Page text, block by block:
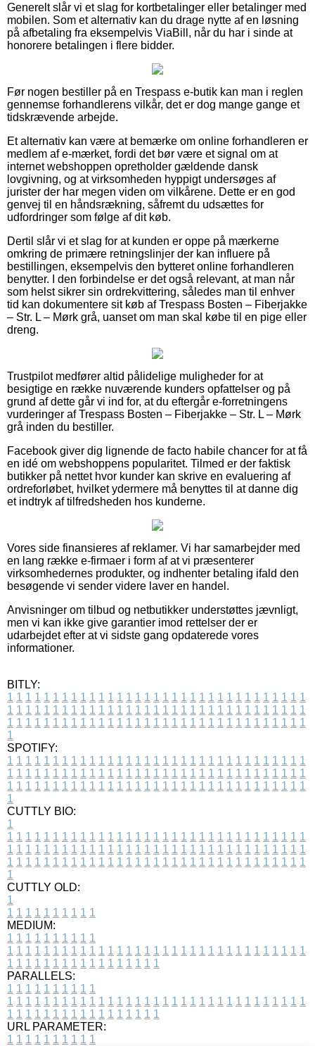
Generelt slår vi et slag for kortbetalinger eller betalinger med
mobilen. Som et alternativ kan du drage nytte af en løsning
på afbetaling fra eksempelvis ViaBill, når du har i sinde at
honorere betalingen i flere bidder.
Før nogen bestiller på en Trespass e-butik kan man i reglen
gennemse forhandlerens vilkår, det er dog mange gange et
tidskrævende arbejde.
Et alternativ kan være at bemærke om online forhandleren er
medlem af e-mærket, fordi det bør være et signal om at
internet webshoppen opretholder gældende dansk
lovgivning, og at virksomheden hyppigt undersøges af
jurister der har megen viden om vilkårene. Dette er en god
genvej til en håndsrækning, såfremt du udsættes for
udfordringer som følge af dit køb.
Dertil slår vi et slag for at kunden er oppe på mærkerne
omkring de primære retningslinjer der kan influere på
bestillingen, eksempelvis den bytteret online forhandleren
benytter. I den forbindelse er det også relevant, at man når
som helst sikrer sin ordrekvittering, således man til enhver
tid kan dokumentere sit køb af Trespass Bosten – Fiberjakke
– Str. L – Mørk grå, uanset om man skal købe til en pige eller
dreng.
Trustpilot medfører altid pålidelige muligheder for at
besigtige en række nuværende kunders opfattelser og på
grund af dette går vi ind for, at du eftergår e-forretningens
vurderinger af Trespass Bosten – Fiberjakke – Str. L – Mørk
grå inden du bestiller.
Facebook giver dig lignende de facto habile chancer for at få
en idé om webshoppens popularitet. Tilmed er der faktisk
butikker på nettet hvor kunder kan skrive en evaluering af
ordreforløbet, hvilket ydermere må benyttes til at danne dig
et indtryk af tilfredsheden hos kunderne.
Vores side finansieres af reklamer. Vi har samarbejder med
en lang række e-firmaer i form af at vi præsenterer
virksomhedernes produkter, og indhenter betaling ifald den
besøgende vi sender videre laver en handel.
Anvisninger om tilbud og netbutikker understøttes jævnligt,
men vi kan ikke give garantier imod rettelser der er
udarbejdet efter at vi sidste gang opdaterede vores
informationer.
BITLY:
1 1 1 1 1 1 1 1 1 1 1 1 1 1 1 1 1 1 1 1 1 1 1 1 1 1 1 1 1 1 1 1 1
1 1 1 1 1 1 1 1 1 1 1 1 1 1 1 1 1 1 1 1 1 1 1 1 1 1 1 1 1 1 1 1 1
1 1 1 1 1 1 1 1 1 1 1 1 1 1 1 1 1 1 1 1 1 1 1 1 1 1 1 1 1 1 1 1 1
1
SPOTIFY:
1 1 1 1 1 1 1 1 1 1 1 1 1 1 1 1 1 1 1 1 1 1 1 1 1 1 1 1 1 1 1 1 1
1 1 1 1 1 1 1 1 1 1 1 1 1 1 1 1 1 1 1 1 1 1 1 1 1 1 1 1 1 1 1 1 1
1 1 1 1 1 1 1 1 1 1 1 1 1 1 1 1 1 1 1 1 1 1 1 1 1 1 1 1 1 1 1 1 1
1
CUTTLY BIO:
1
1 1 1 1 1 1 1 1 1 1 1 1 1 1 1 1 1 1 1 1 1 1 1 1 1 1 1 1 1 1 1 1 1
1 1 1 1 1 1 1 1 1 1 1 1 1 1 1 1 1 1 1 1 1 1 1 1 1 1 1 1 1 1 1 1 1
1 1 1 1 1 1 1 1 1 1 1 1 1 1 1 1 1 1 1 1 1 1 1 1 1 1 1 1 1 1 1 1 1
1
CUTTLY OLD:
1
1 1 1 1 1 1 1 1 1 1
MEDIUM:
1 1 1 1 1 1 1 1 1 1
1 1 1 1 1 1 1 1 1 1 1 1 1 1 1 1 1 1 1 1 1 1 1 1 1 1 1 1 1 1 1 1 1
1 1 1 1 1 1 1 1 1 1 1 1 1 1 1 1 1
PARALLELS:
1 1 1 1 1 1 1 1 1 1
1 1 1 1 1 1 1 1 1 1 1 1 1 1 1 1 1 1 1 1 1 1 1 1 1 1 1 1 1 1 1 1 1
1 1 1 1 1 1 1 1 1 1 1 1 1 1 1 1 1
URL PARAMETER:
1 1 1 1 1 1 1 1 1 1